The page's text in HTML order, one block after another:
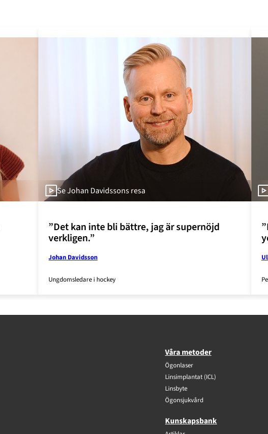
Se Johan Davidssons resa
”Det kan inte bli bättre, jag är supernöjd
verkligen.”
Johan Davidsson
Ungdomsledare i hockey
Våra metoder
Ögonlaser
Linsimplantat (ICL)
Linsbyte
Ögonsjukvård
Kunskapsbank